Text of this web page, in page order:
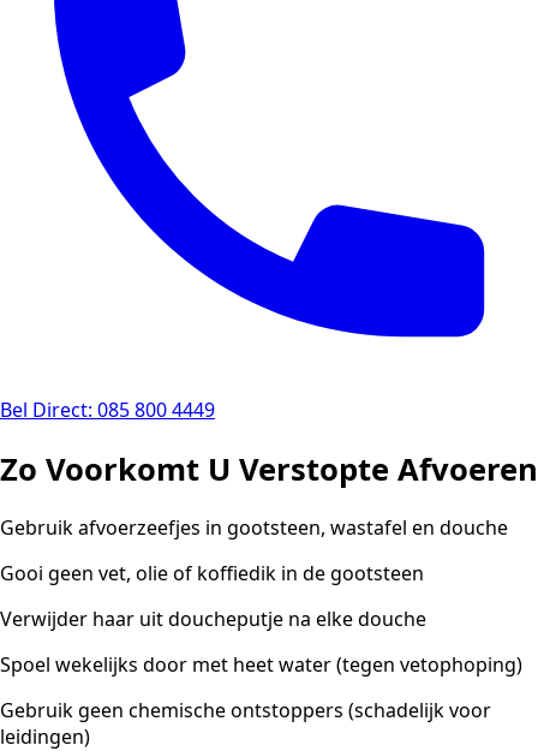
Bel Direct: 085 800 4449
Zo Voorkomt U Verstopte Afvoeren
Gebruik afvoerzeefjes in gootsteen, wastafel en douche
Gooi geen vet, olie of koffiedik in de gootsteen
Verwijder haar uit doucheputje na elke douche
Spoel wekelijks door met heet water (tegen vetophoping)
Gebruik geen chemische ontstoppers (schadelijk voor
leidingen)